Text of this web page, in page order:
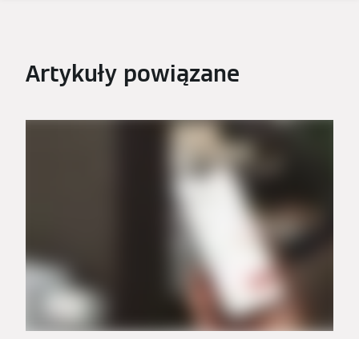
Artykuły powiązane